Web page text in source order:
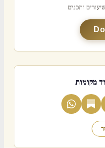
ותכנים
מקומות